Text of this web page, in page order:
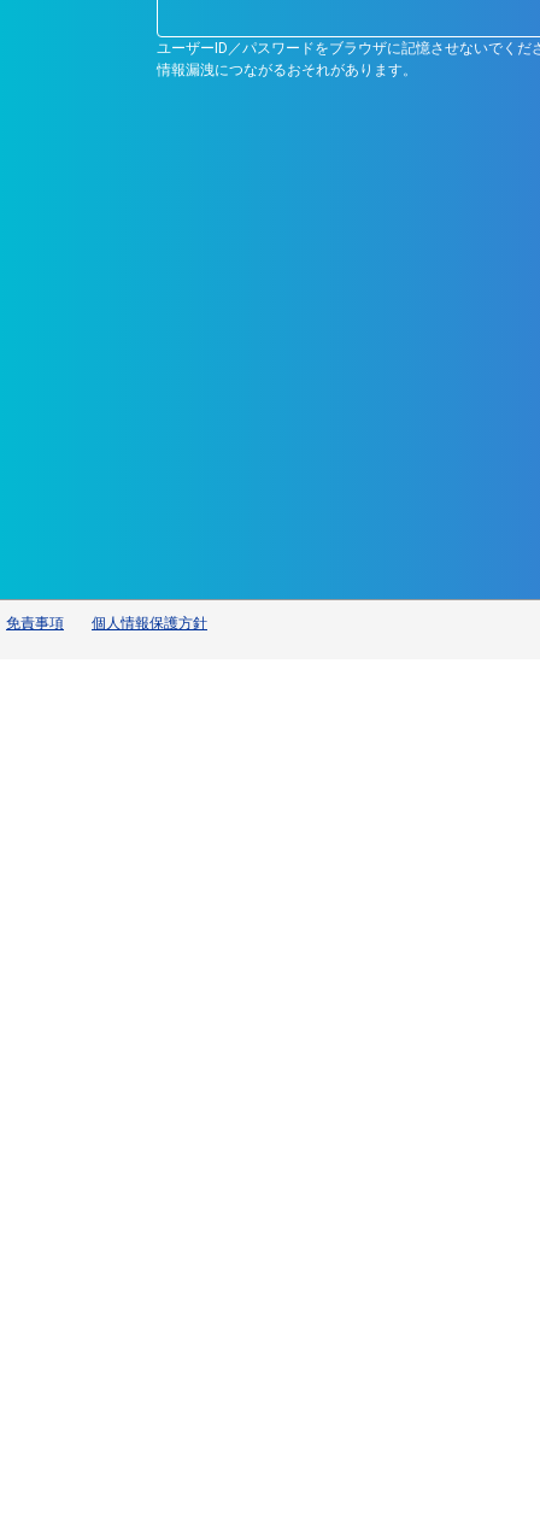
ユーザーID／パスワードをブラウザに記憶させないでくだ
情報漏洩につながるおそれがあります。
免責事項 個人情報保護方針